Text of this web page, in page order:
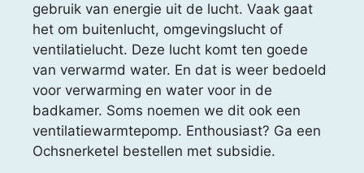
gebruik van energie uit de lucht. Vaak gaat
het om buitenlucht, omgevingslucht of
ventilatielucht. Deze lucht komt ten goede
van verwarmd water. En dat is weer bedoeld
voor verwarming en water voor in de
badkamer. Soms noemen we dit ook een
ventilatiewarmtepomp. Enthousiast? Ga een
Ochsnerketel bestellen met subsidie.